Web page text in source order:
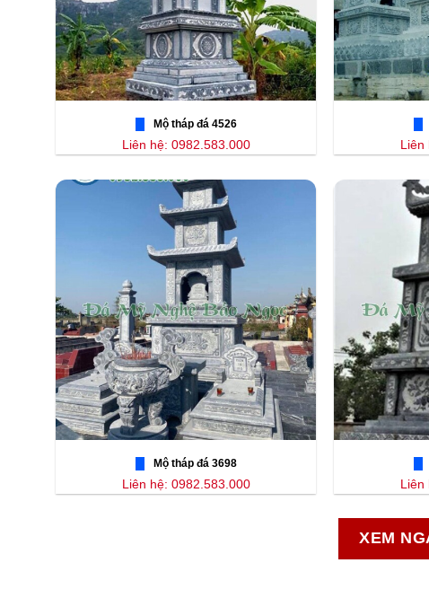
Mộ tháp đá 4526
Liên hệ: 0982.583.000 Liên
Mộ tháp đá 3698
Liên hệ: 0982.583.000 Liên
XEM